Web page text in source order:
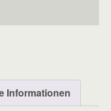
Informationen